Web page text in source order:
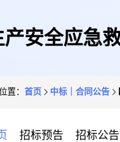
产安全应急
置： 首页 中标｜合同公告
招标预告 招标公告